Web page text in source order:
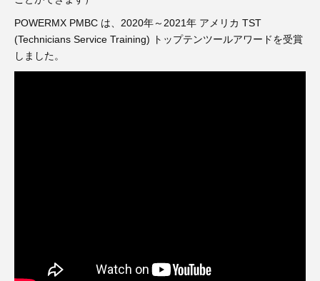
POWERMX PMBC は、2020年～2021年 アメリカ TST
(Technicians Service Training) トップテンツールアワードを受賞
しました。